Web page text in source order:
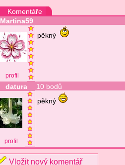
Komentáře
Martina59
profil
pěkný
datura 10 bodů
profil
pěkný
Vložit nový komentář